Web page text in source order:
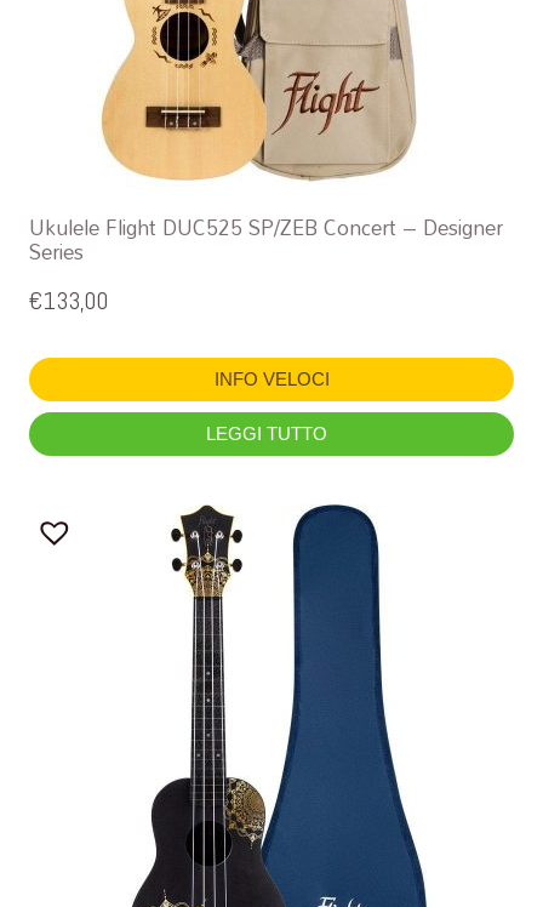
Ukulele Flight DUC525 SP/ZEB Concert – Designer
Series
€133,00
INFO VELOCI
LEGGI TUTTO